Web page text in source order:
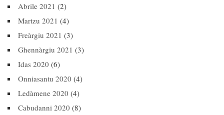
Abrile 2021 (2)
Martzu 2021 (4)
Freàrgiu 2021 (3)
Ghennàrgiu 2021 (3)
Idas 2020 (6)
Onniasantu 2020 (4)
Ledàmene 2020 (4)
Cabudanni 2020 (8)